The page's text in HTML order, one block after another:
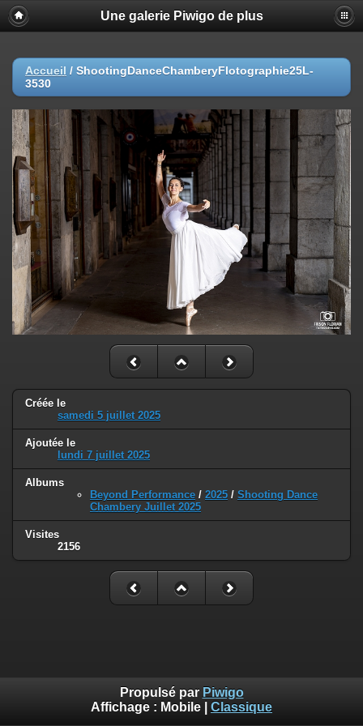
Une galerie Piwigo de plus
Accueil / ShootingDanceChamberyFlotographie25L-
3530
Créée le
samedi 5 juillet 2025
Ajoutée le
lundi 7 juillet 2025
Albums
Beyond Performance / 2025 / Shooting Dance
Chambery Juillet 2025
Visites
2156
Propulsé par Piwigo
Affichage : Mobile Classique